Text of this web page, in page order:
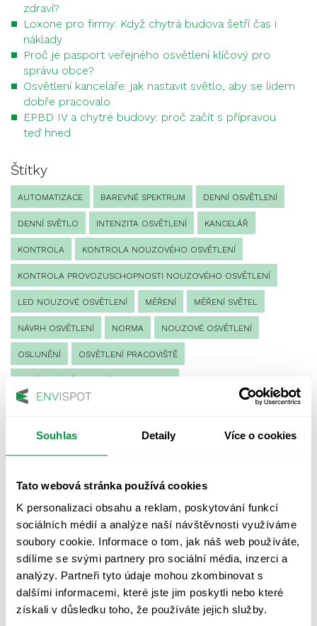
Souhlas Detaily Více o cookies
Tato webová stránka používá cookies
K personalizaci obsahu a reklam, poskytování funkcí
sociálních médií a analýze naší návštěvnosti využíváme
soubory cookie. Informace o tom, jak náš web používáte,
sdílíme se svými partnery pro sociální média, inzerci a
analýzy. Partneři tyto údaje mohou zkombinovat s
dalšími informacemi, které jste jim poskytli nebo které
získali v důsledku toho, že používáte jejich služby.
zdraví?
Loxone pro firmy: Když chytrá budova šetří čas i
náklady
Proč je pasport veřejného osvětlení klíčový pro
správu obce?
Osvětlení kanceláře: jak nastavit světlo, aby se lidem
dobře pracovalo
EPBD IV a chytré budovy: proč začít s přípravou
teď hned
Štítky
AUTOMATIZACE BAREVNÉ SPEKTRUM DENNÍ OSVĚTLENÍ
DENNÍ SVĚTLO INTENZITA OSVĚTLENÍ KANCELÁŘ
KONTROLA KONTROLA NOUZOVÉHO OSVĚTLENÍ
KONTROLA PROVOZUSCHOPNOSTI NOUZOVÉHO OSVĚTLENÍ
LED NOUZOVÉ OSVĚTLENÍ MĚŘENÍ MĚŘENÍ SVĚTEL
NÁVRH OSVĚTLENÍ NORMA NOUZOVÉ OSVĚTLENÍ
OSLUNĚNÍ OSVĚTLENÍ PRACOVIŠTĚ
OSVĚTLENÍ SPORTOVIŠŤ
PROTIPANICKÉ OSVĚTLENÍ
PROVOZNÍ DENÍK NOUZOVÉHO OSVĚTLENÍ
REVIZE NOUZOVÉHO OSVĚTLENÍ ŘÍZENÍ
UMĚLÉ OSVĚTLENÍ VEŘEJNÉ OSVĚTLENÍ
VÝPOČET OSVĚTLENÍ VÝPOČET ZASTÍNĚNÍ
VÝPOČTY A NÁVRHY ZASTÍNĚNÍ
ZKOUŠKY NOUZOVÉHO OSVĚTLENÍ